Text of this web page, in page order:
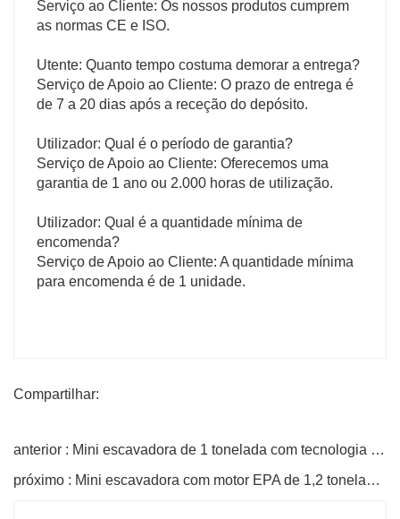
Serviço ao Cliente: Os nossos produtos cumprem
as normas CE e ISO.
Utente: Quanto tempo costuma demorar a entrega?
Serviço de Apoio ao Cliente: O prazo de entrega é
de 7 a 20 dias após a receção do depósito.
Utilizador: Qual é o período de garantia?
Serviço de Apoio ao Cliente: Oferecemos uma
garantia de 1 ano ou 2.000 horas de utilização.
Utilizador: Qual é a quantidade mínima de
encomenda?
Serviço de Apoio ao Cliente: A quantidade mínima
para encomenda é de 1 unidade.
Compartilhar:
anterior : Mini escavadora de 1 tonelada com tecnologia de agricultura de precisão de alto desempenho
próximo : Mini escavadora com motor EPA de 1,2 toneladas para venda para uso agrícola.